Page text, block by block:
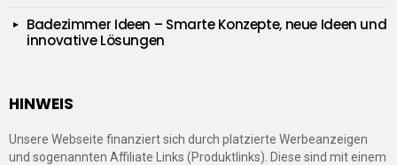
Badezimmer Ideen – Smarte Konzepte, neue Ideen und
innovative Lösungen
HINWEIS
Unsere Webseite finanziert sich durch platzierte Werbeanzeigen
und sogenannten Affiliate Links (Produktlinks). Diese sind mit einem